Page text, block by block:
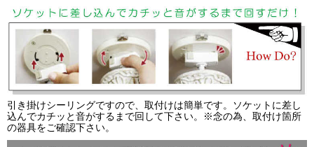
引き掛けシーリングですので、取付けは簡単です。ソケットに差し
込んでカチッと音がするまで回して下さい。※念の為、取付け箇所
の器具をご確認下さい。